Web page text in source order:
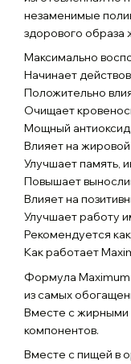
незаменимые
здорового
Максимально
Начинает
Положительно
Очищает
Мощный
Влияет на
Улучшает память,
Повышает
Влияет на
Улучшает работу
Рекомендуется
Как работает
Формула
из самых
Вместе с жирными
компонентов.
Вместе с пищей в